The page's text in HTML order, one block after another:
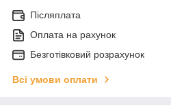
Післяплата
Оплата на рахунок
Безготівковий розрахунок
Всі умови оплати